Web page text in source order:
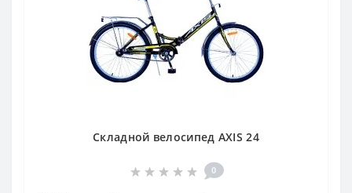
Складной велосипед AXIS 24
0